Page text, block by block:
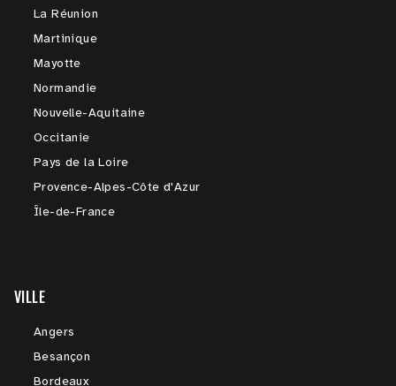
La Réunion
Martinique
Mayotte
Normandie
Nouvelle-Aquitaine
Occitanie
Pays de la Loire
Provence-Alpes-Côte d'Azur
Île-de-France
VILLE
Angers
Besançon
Bordeaux